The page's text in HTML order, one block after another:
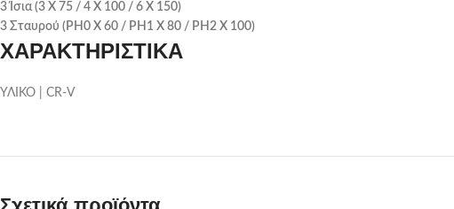
3 Ίσια (3 Χ 75 / 4 Χ 100 / 6 Χ 150)
3 Σταυρού (ΡΗ0 Χ 60 / ΡΗ1 Χ 80 / ΡΗ2 Χ 100)
ΧΑΡΑΚΤΗΡΙΣΤΙΚΑ
ΥΛΙΚΟ | CR-V